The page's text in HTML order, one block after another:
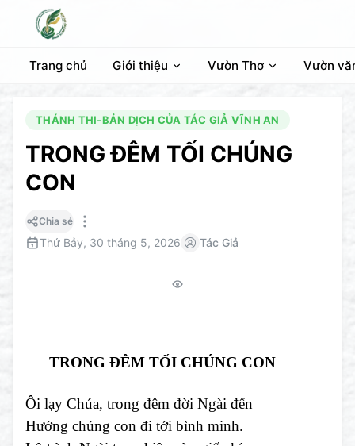
Trang chủ Giới thiệu Vườn Thơ Vườn
THÁNH THI-BẢN DỊCH CỦA TÁC GIẢ VĨNH AN
TRONG ĐÊM TỐI CHÚNG
CON
Chia sẻ
Thứ Bảy, 30 tháng 5, 2026 Tác Giả
TRONG ĐÊM TỐI CHÚNG CON
Ôi lạy Chúa, trong đêm đời Ngài đến
Hướng chúng con đi tới bình minh.